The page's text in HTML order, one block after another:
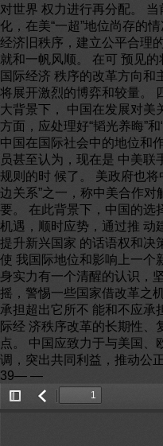
对世界 权力进行再分配。
化，在美“一超”地位尚存的
经济旧秩序，建立公平合理
就和一帆风顺。 在可 预见
国际经济 秩序的改革方向和
将展开激烈的博弈和较量。
大背景下， 中国在发展对美
方面，应处理好“韬光养晦”
中国在国际社会中的地位和
员甚至认为，现在是 中美联
规则的时 候了。 美政府也将
边关系”之一，称中美合作
要。 在此背景下，中国的选
机遇，顺时应势，通过推 动
提升新兴国家 的话语权和决
使 我国际地位和影响上一个
身实力有一个清醒的认识，
摇，警惕一些国家借改革之
承担超出它所不 能和不应承
际经 济秩序改革的长期性、
点。 中国应致力于与美国、
调，突出共同利益，推动公
39— —
Toggle返